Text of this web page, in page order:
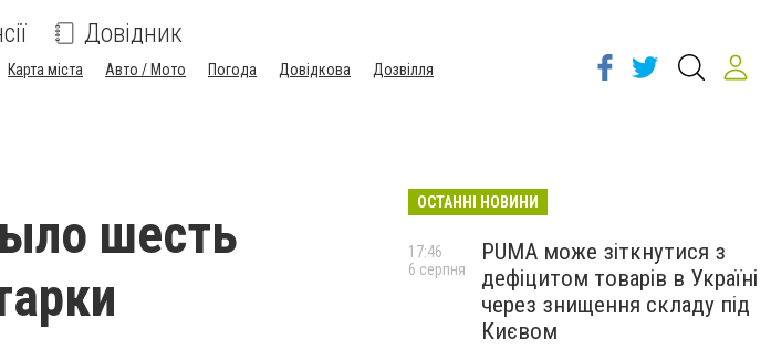
Довідник
Карта міста Авто / Мото Погода Довідкова
Дозвілля
шесть
ОСТАННІ НОВИНИ
PUMA може зіткнутися з
дефіцитом товарів в Україні
через знищення складу під
Києвом
17:46
6 серпня